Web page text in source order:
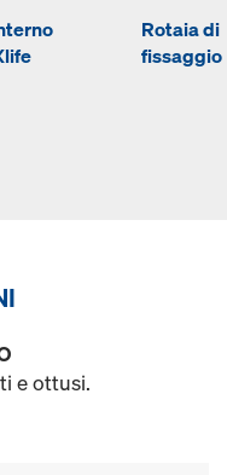
Rotaia di
fissaggio
e ottusi.